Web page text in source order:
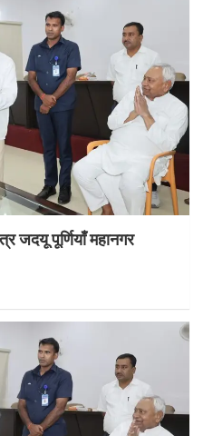
जदयू पूर्णियाँ महानगर